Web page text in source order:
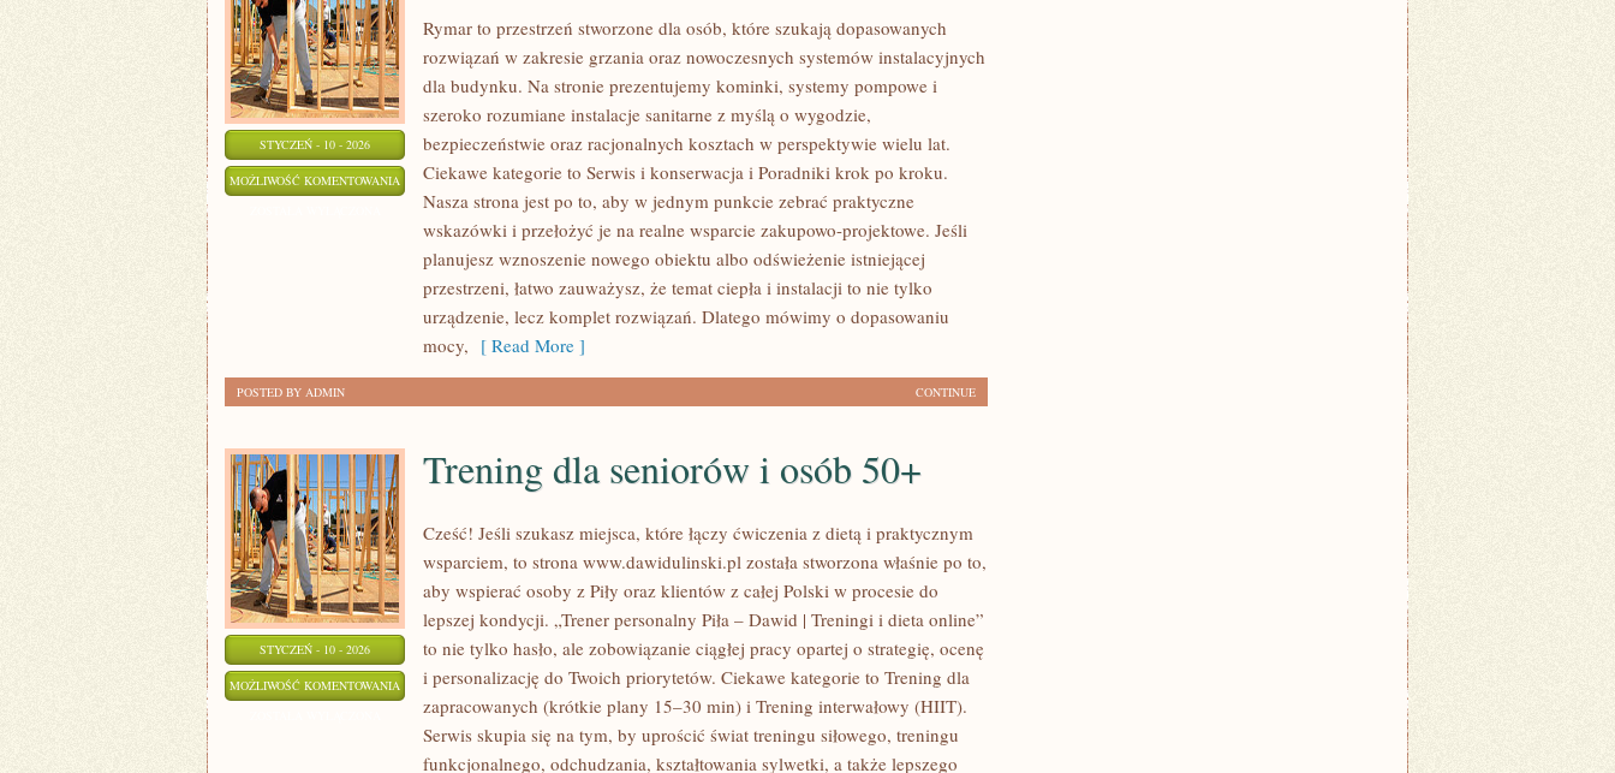
STYCZEŃ - 10 - 2026
MOŻLIWOŚĆ KOMENTOWANIA FINANSOWANIE
DOTACJE
Rymar to przestrzeń stworzone dla osób, które szukają dopasowanych
rozwiązań w zakresie grzania oraz nowoczesnych systemów instalacyjnych
dla budynku. Na stronie prezentujemy kominki, systemy pompowe i
szeroko rozumiane instalacje sanitarne z myślą o wygodzie,
bezpieczeństwie oraz racjonalnych kosztach w perspektywie wielu lat.
Ciekawe kategorie to Serwis i konserwacja i Poradniki krok po kroku.
Nasza strona jest po to, aby w jednym punkcie zebrać praktyczne
wskazówki i przełożyć je na realne wsparcie zakupowo-projektowe. Jeśli
planujesz wznoszenie nowego obiektu albo odświeżenie istniejącej
przestrzeni, łatwo zauważysz, że temat ciepła i instalacji to nie tylko
urządzenie, lecz komplet rozwiązań. Dlatego mówimy o dopasowaniu
mocy, [ Read More ]
CONTINUE
POSTED BY ADMIN
STYCZEŃ - 10 - 2026
MOŻLIWOŚĆ KOMENTOWANIA TRENING
SENIORÓW
Trening dla seniorów i osób 50+
Cześć! Jeśli szukasz miejsca, które łączy ćwiczenia z dietą i praktycznym
wsparciem, to strona www.dawidulinski.pl została stworzona właśnie po to,
aby wspierać osoby z Piły oraz klientów z całej Polski w procesie do
lepszej kondycji. „Trener personalny Piła – Dawid | Treningi i dieta online”
to nie tylko hasło, ale zobowiązanie ciągłej pracy opartej o strategię, ocenę
i personalizację do Twoich priorytetów. Ciekawe kategorie to Trening dla
zapracowanych (krótkie plany 15–30 min) i Trening interwałowy (HIIT).
Serwis skupia się na tym, by uprościć świat treningu siłowego, treningu
funkcjonalnego, odchudzania, kształtowania sylwetki, a także lepszego